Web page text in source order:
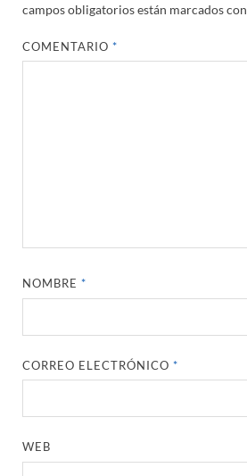
campos obligatorios están marcados con
COMENTARIO*
NOMBRE*
CORREO ELECTRÓNICO*
WEB